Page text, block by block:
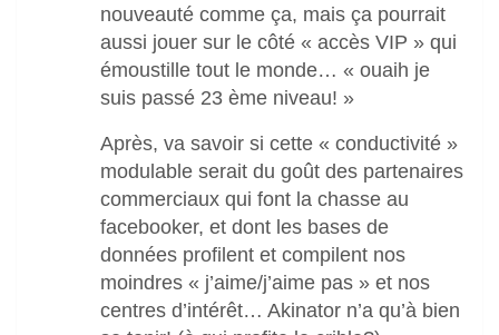
nouveauté comme ça, mais ça pourrait
aussi jouer sur le côté « accès VIP » qui
émoustille tout le monde… « ouaih je
suis passé 23 ème niveau! »
Après, va savoir si cette « conductivité »
modulable serait du goût des partenaires
commerciaux qui font la chasse au
facebooker, et dont les bases de
données profilent et compilent nos
moindres « j’aime/j’aime pas » et nos
centres d’intérêt… Akinator n’a qu’à bien